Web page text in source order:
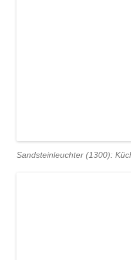
Sandsteinleuchter (1300):